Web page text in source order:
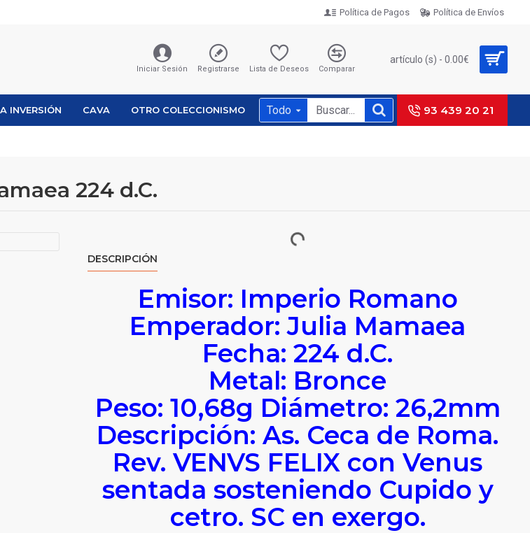
Política de Pagos Política de Envíos
Iniciar Sesión Registrarse Lista de Deseos Comparar
artículo (s) - 0.00€
INVERSIÓN CAVA OTRO COLECCIONISMO Todo 93 439 20 21
224 d.C.
DESCRIPCIÓN
Emisor: Imperio Romano
Emperador: Julia Mamaea
Fecha: 224 d.C.
Metal: Bronce
Peso: 10,68g Diámetro: 26,2mm
Descripción: As. Ceca de Roma.
Rev. VENVS FELIX con Venus
sentada sosteniendo Cupido y
cetro. SC en exergo.